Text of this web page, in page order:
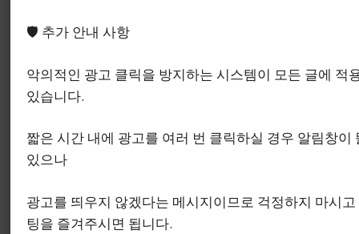
드만 있으면 바로 들어갈 수 있나요
보통은 카드 보유만으로 끝나지 않고, 더 라운지 앱
등록과 이용권 발급 절차를 함께 확인하는 흐름으로
8-2. 하나 트래블로그 카드 라운지는 동반인
도 같이 무료 입장되나요
대체로 본인 기준으로 보는 경우가 많았고, 동반인은
별도 요금이 붙는지 따로 확인해야 판단이 쉬웠습니
🛡️ 추가 안내 사항
악의적인 광고 클릭을 방지하는 시스템이 모든 글에 적
있습니다.
짧은 시간 내에 광고를 여러 번 클릭하실 경우 알림창이
있으나
광고를 띄우지 않겠다는 메시지이므로 걱정하지 마시
팅을 즐겨주시면 됩니다.